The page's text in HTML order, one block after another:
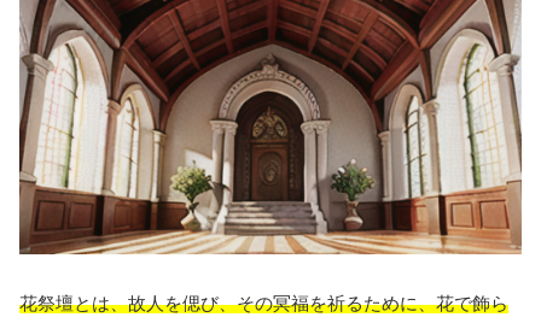
花祭壇とは、故人を偲び、その冥福を祈るために、花で飾ら